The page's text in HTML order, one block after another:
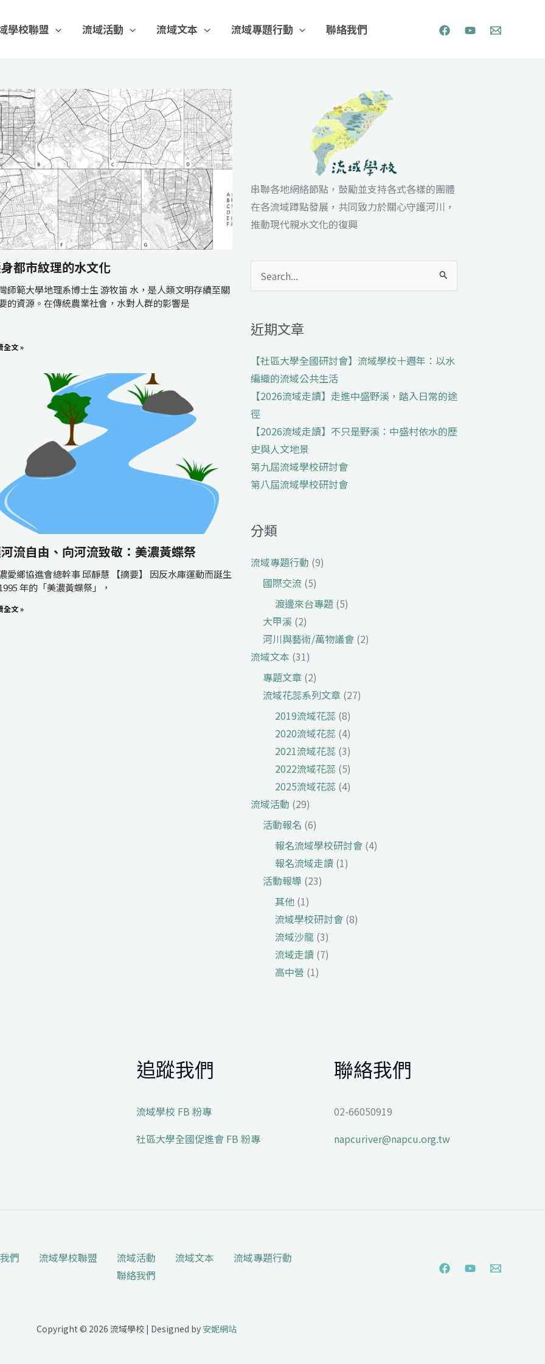
學校聯盟 流域活動 流域文本 流域專題行動 聯絡我們
都市紋理的水文化
師範大學地理系博士生 游牧笛 水，是人類文明存續至關
的資源。在傳統農業社會，水對人群的影響是
全文 »
流自由、向河流致敬：美濃黃蝶祭
愛鄉協進會總幹事 邱靜慧 【摘要】 因反水庫運動而誕生
年的「美濃黃蝶祭」，
全文 »
串聯各地網絡節點，鼓勵並支持各式各樣的團體
在各流域蹲點發展，共同致力於關心守護河川，
推動現代親水文化的復興
尋
鍵
近期文章
【社區大學全國研討會】流域學校十週年：以水
編織的流域公共生活
【2026流域走讀】走進中盛野溪，踏入日常的途
徑
【2026流域走讀】不只是野溪：中盛村依水的歷
史與人文地景
第九屆流域學校研討會
第八屆流域學校研討會
分類
流域專題行動 (9)
國際交流 (5)
渡邊來台專題 (5)
大甲溪 (2)
河川與藝術/萬物議會 (2)
流域文本 (31)
專題文章 (2)
流域花蕊系列文章 (27)
2019流域花蕊 (8)
2020流域花蕊 (4)
2021流域花蕊 (3)
2022流域花蕊 (5)
2025流域花蕊 (4)
流域活動 (29)
活動報名 (6)
報名流域學校研討會 (4)
報名流域走讀 (1)
活動報導 (23)
其他 (1)
流域學校研討會 (8)
流域沙龍 (3)
流域走讀 (7)
高中營 (1)
追蹤我們
流域學校 FB 粉專
社區大學全國促進會 FB 粉專
聯絡我們
02-66050919
napcuriver@napcu.org.tw
們 流域學校聯盟 流域活動 流域文本
流域專題行動
聯絡我們
Copyright © 2026 流域學校 | Designed by 安妮網站